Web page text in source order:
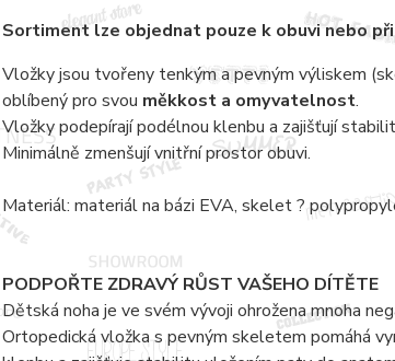
Sortimentlze objednat pouze k obuvi nebo
Vložky jsou tvořeny tenkým a pevným výliskem
oblíbený pro svou měkkost a omyvatelnost.
Vložky podepírají podélnou klenbu a zajišťují
Minimálně zmenšují vnitřní prostor obuvi.
Materiál: materiál na bázi EVA, skelet ?
PODPOŘTE ZDRAVÝ RŮST VAŠEHO DÍTĚTE
Dětská noha je ve svém vývoji ohrožena mnoha
Ortopedická vložka s pevným skeletem pomáhá